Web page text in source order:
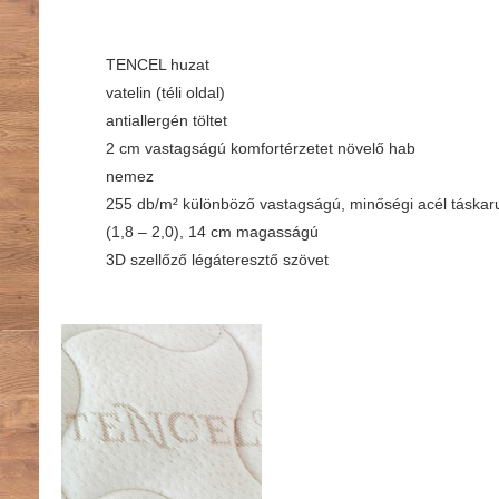
TENCEL huzat
vatelin (téli oldal)
antiallergén töltet
2 cm vastagságú komfortérzetet növelő hab
nemez
255 db/m² különböző vastagságú, minőségi acél
(1,8 – 2,0), 14 cm magasságú
3D szellőző légáteresztő szövet